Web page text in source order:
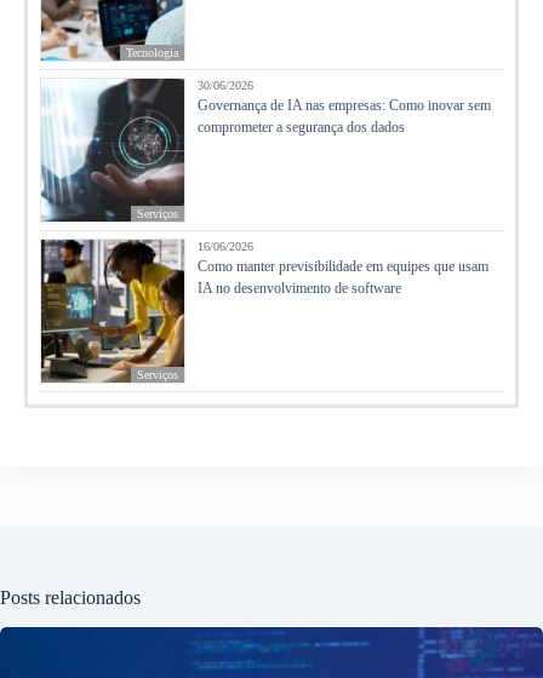
Tecnologia
Serviços
30/06/2026
Governança de IA nas empresas: Como inovar sem
comprometer a segurança dos dados
Serviços
16/06/2026
Como manter previsibilidade em equipes que usam
IA no desenvolvimento de software
Posts relacionados